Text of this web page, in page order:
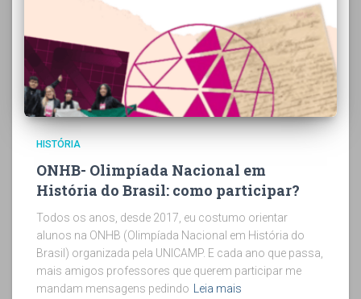
HISTÓRIA
ONHB- Olimpíada Nacional em
História do Brasil: como participar?
Todos os anos, desde 2017, eu costumo orientar
alunos na ONHB (Olimpíada Nacional em História do
Brasil) organizada pela UNICAMP. E cada ano que passa,
mais amigos professores que querem participar me
mandam mensagens pedindo
Leia mais